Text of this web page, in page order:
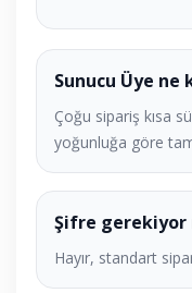
Sunucu Üye ne
Çoğu sipariş kısa
yoğunluğa göre
Şifre gerekiyor
Hayır, standart